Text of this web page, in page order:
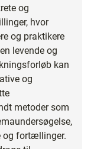
og
hvor
og praktikere
levende og
kan
og
metoder som
og fortællinger.